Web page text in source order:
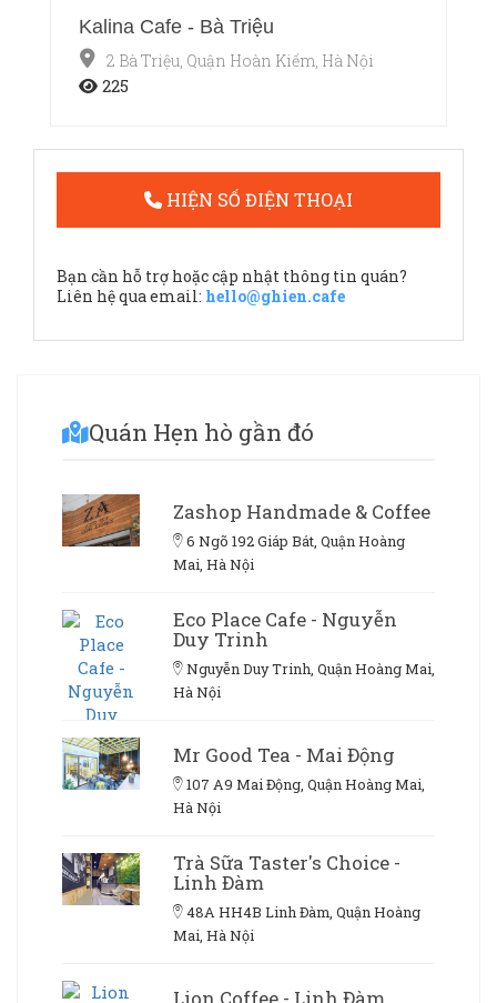
Kalina Cafe - Bà Triệu
2 Bà Triệu, Quận Hoàn Kiếm, Hà Nội
225
HIỆN SỐ ĐIỆN THOẠI
Bạn cần hỗ trợ hoặc cập nhật thông tin quán?
Liên hệ qua email: hello@ghien.cafe
Quán Hẹn hò gần đó
Zashop Handmade & Coffee
6 Ngõ 192 Giáp Bát, Quận Hoàng
Mai, Hà Nội
Eco Place Cafe - Nguyễn
Duy Trinh
Nguyễn Duy Trinh, Quận Hoàng Mai,
Hà Nội
Mr Good Tea - Mai Động
107 A9 Mai Động, Quận Hoàng Mai,
Hà Nội
Trà Sữa Taster's Choice -
Linh Đàm
48A HH4B Linh Đàm, Quận Hoàng
Mai, Hà Nội